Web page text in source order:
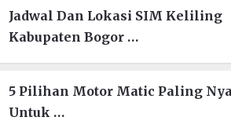
Jadwal Dan Lokasi SIM Keliling
Kabupaten Bogor …
5 Pilihan Motor Matic Paling
Untuk …